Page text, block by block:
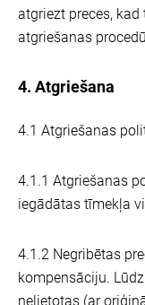
atgriezt preces,
atgriešanas
4. Atgriešana
4.1 Atgriešanas
4.1.1 Atgriešanas
iegādātas tīmekļa
4.1.2 Negribētas
kompensāciju.
nelietotas (ar